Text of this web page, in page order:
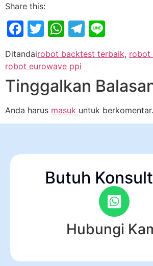
Share this:
Facebook
Twitter
WhatsApp
Telegram
Ditandairobot backtest terbaik, robot
robot eurowave ppi
Tinggalkan
Anda harus masuk untuk berkomentar.
Butuh
Hubungi